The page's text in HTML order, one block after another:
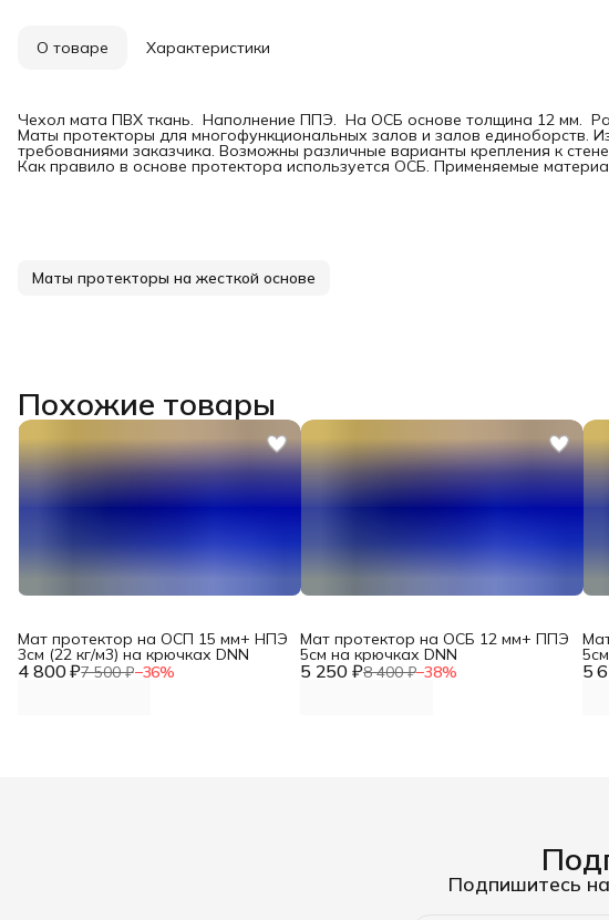
О товаре Характеристики
Чехол мата ПВХ ткань. Наполнение ППЭ. На ОСБ основе толщина 12 мм.
Маты протекторы для многофункциональных залов и залов единоборств.
требованиями заказчика. Возможны различные варианты крепления к
Как правило в основе протектора используется ОСБ. Применяемые
Маты протекторы на жесткой основе
Похожие товары
4 800 ₽7 500 ₽−36%
Мат протектор на ОСП 15 мм+ НПЭ
3см (22 кг/м3) на крючках DNN
5 250 ₽8 400 ₽−38%
Мат протектор на ОСБ 12 мм+ ППЭ
5см на крючках DNN
5
Подпишитесь